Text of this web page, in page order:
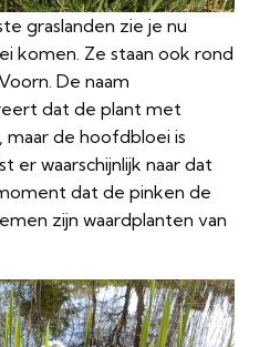
graslanden zie je nu
komen. Ze staan ook rond
De naam
dat de plant met
de hoofdbloei is
er waarschijnlijk naar dat
dat de pinken de
zijn waardplanten van